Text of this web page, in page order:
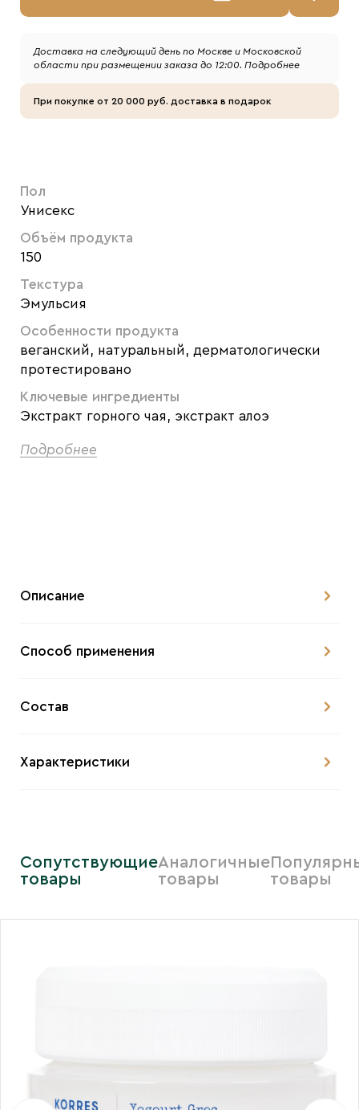
Доставка на следующий день по Москве и Московской
области при размещении заказа до 12:00.Подробнее
При покупке от 20 000 руб. доставка в подарок
Пол
Унисекс
Объём продукта
150
Текстура
Эмульсия
Особенности продукта
веганский, натуральный, дерматологически
протестировано
Ключевые ингредиенты
Экстракт горного чая, экстракт алоэ
Подробнее
Описание
Способ применения
Состав
Характеристики
Сопутствующие
товары
Аналогичные
товары
товары